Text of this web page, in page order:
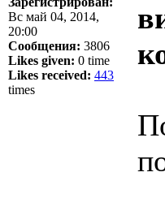
Вс май 04, 2014,
20:00
Сообщения: 3806
Likes given: 0 time
Likes received: 443
times